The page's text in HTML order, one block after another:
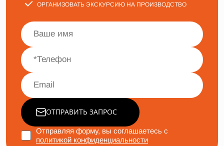
ОРГАНИЗОВАТЬ ЭКСКУРСИЮ НА ПРОИЗВОДСТВО
ОТПРАВИТЬ ЗАПРОС
Отправляя форму, вы соглашаетесь с
политикой конфиденциальности